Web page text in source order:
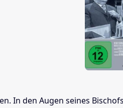
In den Augen seines